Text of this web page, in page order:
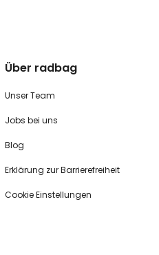
Über radbag
Unser Team
Jobs bei uns
Blog
Erklärung zur Barrierefreiheit
Cookie Einstellungen